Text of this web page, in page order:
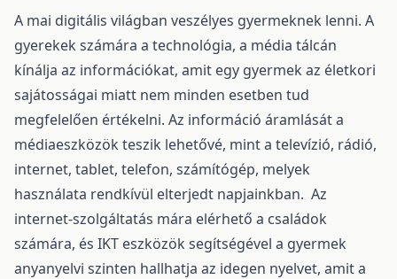
A mai digitális világban veszélyes gyermeknek lenni. A
gyerekek számára a technológia, a média tálcán
kínálja az információkat, amit egy gyermek az életkori
sajátosságai miatt nem minden esetben tud
megfelelően értékelni. Az információ áramlását a
médiaeszközök teszik lehetővé, mint a televízió, rádió,
internet, tablet, telefon, számítógép, melyek
használata rendkívül elterjedt napjainkban. Az
internet-szolgáltatás mára elérhető a családok
számára, és IKT eszközök segítségével a gyermek
anyanyelvi szinten hallhatja az idegen nyelvet, amit a